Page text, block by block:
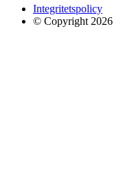
Integritetspolicy
© Copyright 2026